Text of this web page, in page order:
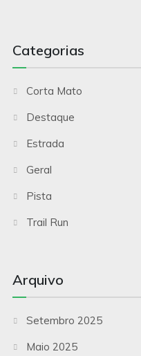
Categorias
Corta Mato
Destaque
Estrada
Geral
Pista
Trail Run
Arquivo
Setembro 2025
Maio 2025